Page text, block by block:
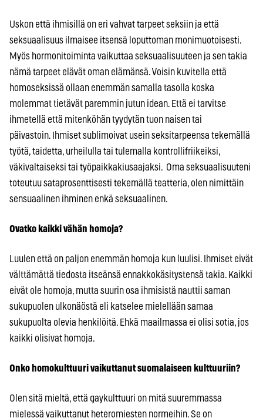
Uskon että ihmisillä on eri vahvat tarpeet seksiin ja että
seksuaalisuus ilmaisee itsensä loputtoman monimuotoisesti.
Myös hormonitoiminta vaikuttaa seksuaalisuuteen ja sen takia
nämä tarpeet elävät oman elämänsä. Voisin kuvitella että
homoseksissä ollaan enemmän samalla tasolla koska
molemmat tietävät paremmin jutun idean. Että ei tarvitse
ihmetellä että mitenköhän tyydytän tuon naisen tai
päivastoin. Ihmiset sublimoivat usein seksitarpeensa tekemällä
työtä, taidetta, urheilulla tai tulemalla kontrollifriikeiksi,
väkivaltaiseksi tai työpaikkakiusaajaksi. Oma seksuaalisuuteni
toteutuu sataprosenttisesti tekemällä teatteria, olen nimittäin
sensuaalinen ihminen enkä seksuaalinen.
Ovatko kaikki vähän homoja?
Luulen että on paljon enemmän homoja kun luulisi. Ihmiset eivät
välttämättä tiedosta itseänsä ennakkokäsitystensä takia. Kaikki
eivät ole homoja, mutta suurin osa ihmisistä nauttii saman
sukupuolen ulkonäöstä eli katselee mielellään samaa
sukupuolta olevia henkilöitä. Ehkä maailmassa ei olisi sotia, jos
kaikki olisivat homoja.
Onko homokulttuuri vaikuttanut suomalaiseen kulttuuriin?
Olen sitä mieltä, että gaykulttuuri on mitä suuremmassa
mielessä vaikuttanut heteromiesten normeihin. Se on